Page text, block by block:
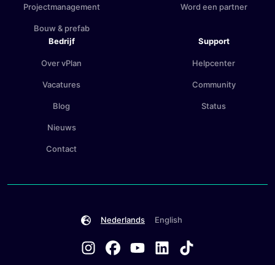
Projectmanagement
Bouw & prefab
Word een partner
Bedrijf
Over vPlan
Vacatures
Blog
Nieuws
Contact
Support
Helpcenter
Community
Status
Nederlands English